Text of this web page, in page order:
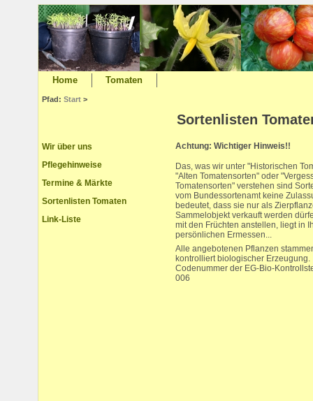
Pfad:Start >
Sortenlisten
Wir über uns
Pflegehinweise
Termine & Märkte
Sortenlisten Tomaten
Link-Liste
Achtung: Wichtiger Hinweis!!
Das, was wir unter "Historischen
"Alten Tomatensorten" oder
Tomatensorten" verstehen sind
vom Bundessortenamt keine
bedeutet, dass sie nur als
Sammelobjekt verkauft werden
mit den Früchten anstellen, liegt in
persönlichen Ermessen...
Alle angebotenen Pflanzen
kontrolliert biologischer Erzeugung.
Codenummer der EG-Bio-
006
Home Tomaten